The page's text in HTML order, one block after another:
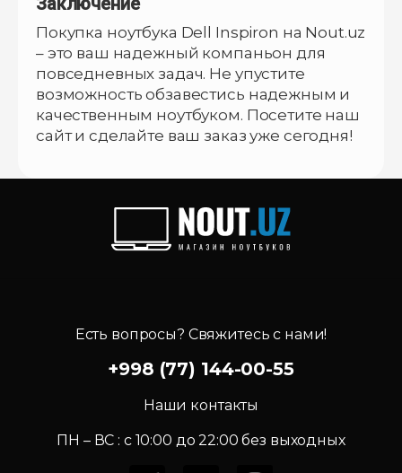
Покупка ноутбука Dell Inspiron на Nout.uz
– это ваш надежный компаньон для
повседневных задач. Не упустите
возможность обзавестись надежным и
качественным ноутбуком. Посетите наш
сайт и сделайте ваш заказ уже сегодня!
Есть вопросы? Свяжитесь с нами!
+998 (77) 144-00-55
Наши контакты
ПН – ВС : c 10:00 до 22:00 без выходных